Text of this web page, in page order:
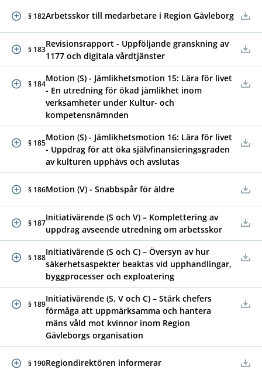
§ 182Arbetsskor till medarbetare i Region Gävleborg
§ 183
Revisionsrapport - Uppföljande granskning av
1177 och digitala vårdtjänster
§ 184
Motion (S) - Jämlikhetsmotion 15: Lära för livet
- En utredning för ökad jämlikhet inom
verksamheter under Kultur- och
kompetensnämnden
§ 185
Motion (S) - Jämlikhetsmotion 16: Lära för livet
- Uppdrag för att öka självfinansieringsgraden
av kulturen upphävs och avslutas
§ 186Motion (V) - Snabbspår för äldre
§ 187
Initiativärende (S och V) – Komplettering av
uppdrag avseende utredning om arbetsskor
§ 188
Initiativärende (S och C) – Översyn av hur
säkerhetsaspekter beaktas vid upphandlingar,
byggprocesser och exploatering
§ 189
Initiativärende (S, V och C) – Stärk chefers
förmåga att uppmärksamma och hantera
mäns våld mot kvinnor inom Region
Gävleborgs organisation
§ 190Regiondirektören informerar